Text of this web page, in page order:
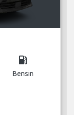
local_gas_station
Bensin